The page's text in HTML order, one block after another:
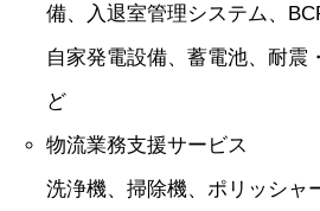
備、入退室管理システム、
自家発電設備、蓄電池、耐震
ど
物流業務支援サービス
洗浄機、掃除機、ポリッシャ